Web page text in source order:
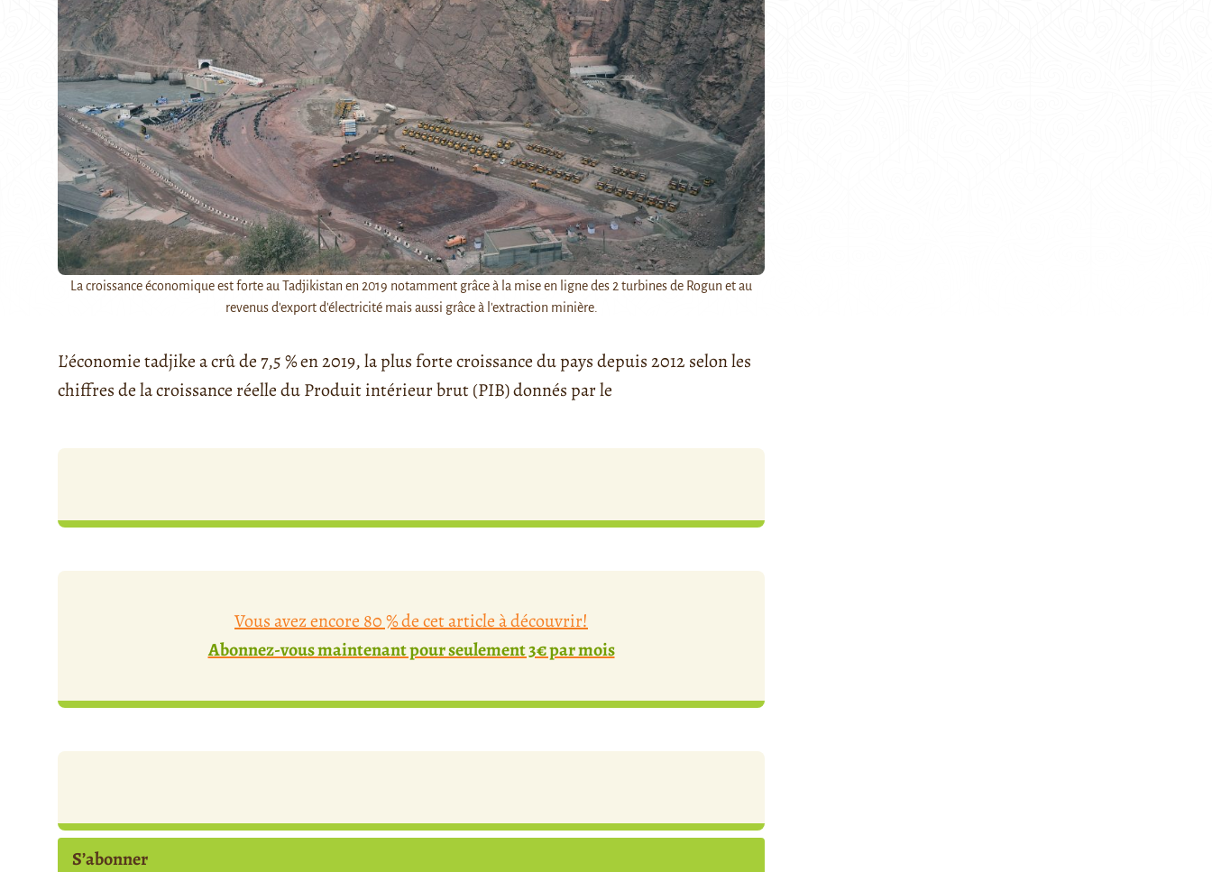
La croissance économique est forte au Tadjikistan en 2019 notamment grâce à la mise en ligne des 2 turbines de Rogun et au
revenus d'export d'électricité mais aussi grâce à l'extraction minière.
L’économie tadjike a crû de 7,5 % en 2019, la plus forte croissance du pays depuis 2012 selon les
chiffres de la croissance réelle du Produit intérieur brut (PIB) donnés par le
Vous avez encore 80 % de cet article à découvrir!
Abonnez-vous maintenant pour seulement 3€ par mois
S’abonner